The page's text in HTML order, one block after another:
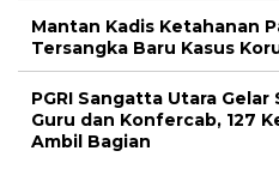
Mantan Kadis Ketahanan
Tersangka Baru Kasus
PGRI Sangatta Utara
Guru dan Konfercab, 127
Ambil Bagian